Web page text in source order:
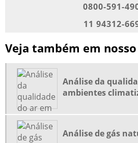
FORNECEDORES DE GASES INDUSTRIAIS
GASES ESPECIAIS
GASES ESPECIAIS PARA CALIBRAÇÃO
GASES MEDICINAIS
GASES MEDICINAIS EM HOSPITAIS
0800-591-
11 94312-
Veja também em
Análise da
ambientes
Análise de gás